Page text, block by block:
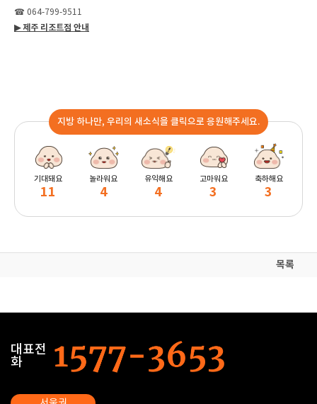
☎ 064-799-9511
▶ 제주 리조트점 안내
지방 하나만, 우리의 새소식을 클릭으로 응원해주세요.
기대돼요
11
놀라워요
4
유익해요
4
고마워요
3
축하해요
3
목록
대표전
화